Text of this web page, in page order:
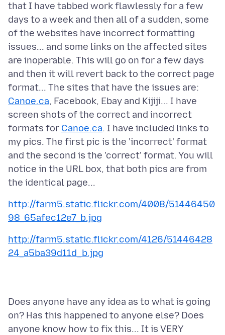
that I have tabbed work flawlessly for a few
days to a week and then all of a sudden, some
of the websites have incorrect formatting
issues... and some links on the affected sites
are inoperable. This will go on for a few days
and then it will revert back to the correct page
format... The sites that have the issues are:
Canoe.ca, Facebook, Ebay and Kijiji... I have
screen shots of the correct and incorrect
formats for Canoe.ca. I have included links to
my pics. The first pic is the 'incorrect' format
and the second is the 'correct' format. You will
notice in the URL box, that both pics are from
http://farm5.static.flickr.com/4008/51446450
98_65afec12e7_b.jpg
http://farm5.static.flickr.com/4126/51446428
24_a5ba39d11d_b.jpg
Does anyone have any idea as to what is going
on? Has this happened to anyone else? Does
anyone know how to fix this... It is VERY